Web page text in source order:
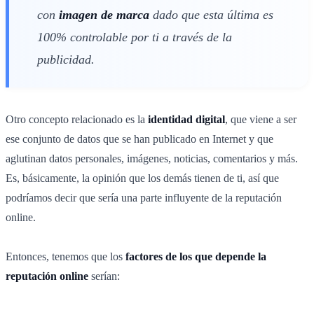
con imagen de marca dado que esta última es
100% controlable por ti a través de la
publicidad.
Otro concepto relacionado es la identidad digital, que viene a ser
ese conjunto de datos que se han publicado en Internet y que
aglutinan datos personales, imágenes, noticias, comentarios y más.
Es, básicamente, la opinión que los demás tienen de ti, así que
podríamos decir que sería una parte influyente de la reputación
online.
Entonces, tenemos que los factores de los que depende la
reputación online serían: